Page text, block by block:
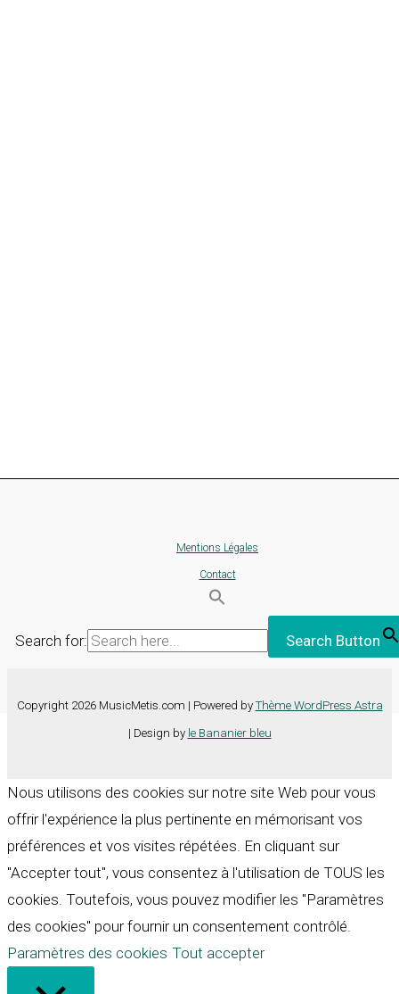
Mentions Légales
Contact
Search for: Search Button
Copyright 2026 MusicMetis.com | Powered by Thème WordPress Astra
| Design by le Bananier bleu
Nous utilisons des cookies sur notre site Web pour vous
offrir l'expérience la plus pertinente en mémorisant vos
préférences et vos visites répétées. En cliquant sur
"Accepter tout", vous consentez à l'utilisation de TOUS les
cookies. Toutefois, vous pouvez modifier les "Paramètres
des cookies" pour fournir un consentement contrôlé.
Paramètres des cookies Tout accepter